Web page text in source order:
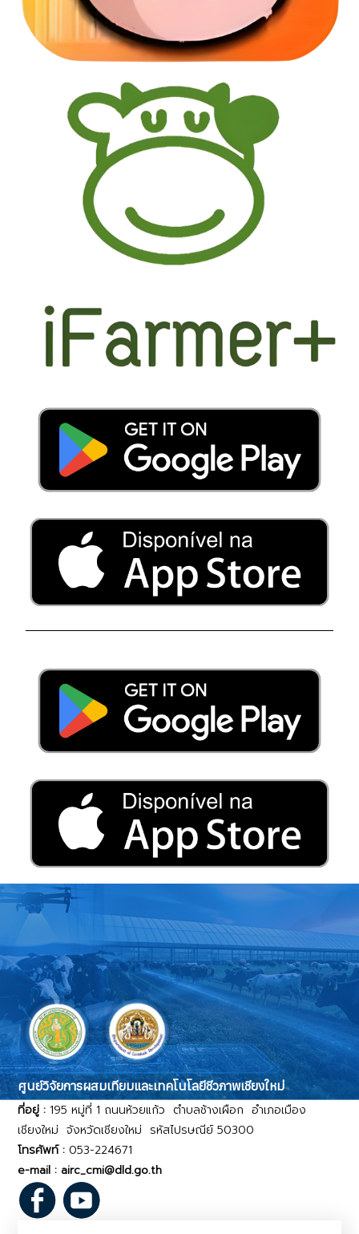
ศูนย์วิจัยการผสมเทียมและเทคโนโลยีชีวภาพเชียงใหม่
ที่อยู่ :195 หมู่ที่ 1 ถนนห้วยแก้ว ตำบลช้างเผือก อำเภอเมือง
เชียงใหม่ จังหวัดเชียงใหม่ รหัสไปรษณีย์ 50300
โทรศัพท์ : 053-224671
e-mail : airc_cmi@dld.go.th